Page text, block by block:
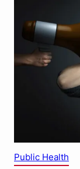
Public Health